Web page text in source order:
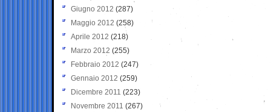
Giugno 2012 (287)
Maggio 2012 (258)
Aprile 2012 (218)
Marzo 2012 (255)
Febbraio 2012 (247)
Gennaio 2012 (259)
Dicembre 2011 (223)
Novembre 2011 (267)